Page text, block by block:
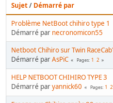
Sujet/ Démarré par
Problème NetBoot chihiro type 1
Démarré par necronomicon55
Netboot Chihiro sur Twin
Démarré parAsPiC Pages 1 2
HELP NETBOOT CHIHIRO TYPE 3
Démarré paryannick60 Pages 1 2